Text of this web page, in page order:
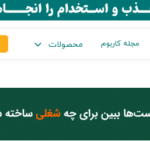
مجله کاربوم محصولات